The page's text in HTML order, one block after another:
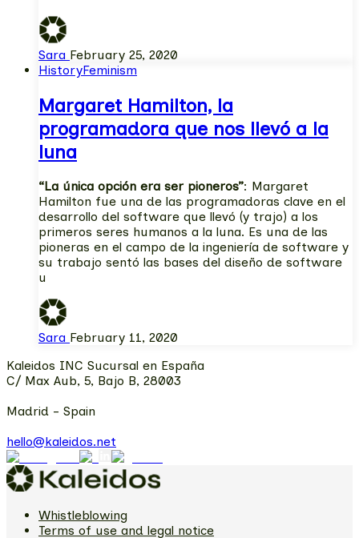
Sara February 25, 2020
HistoryFeminism
Margaret Hamilton, la
programadora que nos llevó a la
luna
“La única opción era ser pioneros”: Margaret
Hamilton fue una de las programadoras clave en el
desarrollo del software que llevó (y trajo) a los
primeros seres humanos a la luna. Es una de las
pioneras en el campo de la ingeniería de software y
su trabajo sentó las bases del diseño de software
u
Sara February 11, 2020
Kaleidos INC Sucursal en España
C/ Max Aub, 5, Bajo B, 28003
Madrid - Spain
hello@kaleidos.net
Whistleblowing
Terms of use and legal notice